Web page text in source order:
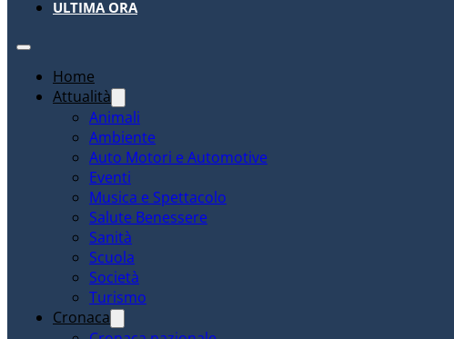
ULTIMA ORA
Home
Attualità
Animali
Ambiente
Auto Motori e Automotive
Eventi
Musica e Spettacolo
Salute Benessere
Sanità
Scuola
Società
Turismo
Cronaca